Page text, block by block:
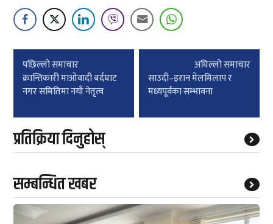
Post
navigation
पछिल्लाे समाचार
क्रान्तिकारी माओवादी बर्दघाट
नगर समितिमा नयाँ नेतृत्व
अघिल्लाे समाचार
साउदी–इरान मेलमिलाप र
मध्यपूर्वका सम्भावना
प्रतिक्रिया दिनुहोस्
सम्बन्धित खबर